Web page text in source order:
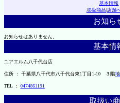
基本情報
取扱商品|店舗
お知ら
お知らせはありません。
基本情
ユアエルム八千代台店
住所 ： 千葉県八千代市八千代台東1丁目1-10 ３階
TEL ： 0474861191
取扱い